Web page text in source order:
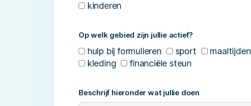
kinderen
Op welk gebied zijn jullie actief?
hulp bij formulieren sport maaltijden
kleding
financiële steun
Beschrijf hieronder wat jullie doen